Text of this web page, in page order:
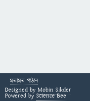
মতামত পাঠান
Designed by Mobin Sikder
Powered by Science Bee